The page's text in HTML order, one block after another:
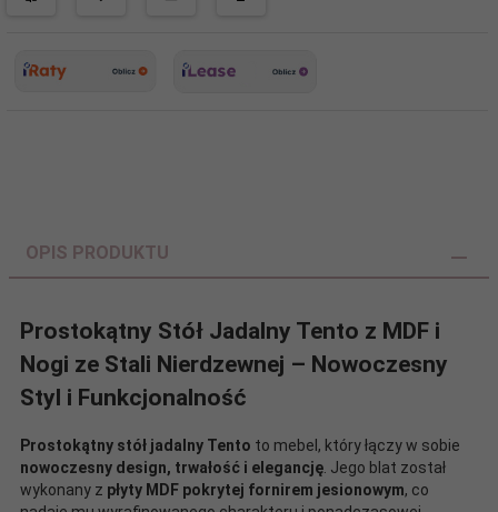
OPIS PRODUKTU
Prostokątny Stół Jadalny Tento z MDF i
Nogi ze Stali Nierdzewnej – Nowoczesny
Styl i Funkcjonalność
Prostokątny stół jadalny Tento to mebel, który łączy w sobie
nowoczesny design, trwałość i elegancję . Jego blat został
wykonany z płyty MDF pokrytej fornirem jesionowym, co